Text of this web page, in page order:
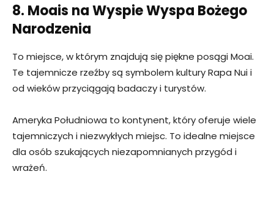
8. Moais na Wyspie Wyspa Bożego
Narodzenia
To miejsce, w którym znajdują się piękne posągi Moai.
Te tajemnicze rzeźby są symbolem kultury Rapa Nui i
od wieków przyciągają badaczy i turystów.
Ameryka Południowa to kontynent, który oferuje wiele
tajemniczych i niezwykłych miejsc. To idealne miejsce
dla osób szukających niezapomnianych przygód i
wrażeń.